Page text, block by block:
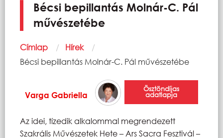
Bécsi bepillantás Molnár-C. Pál
művészetébe
Morzsa
Címlap
Hírek
Current:
Bécsi bepillantás Molnár-C. Pál művészetébe
Varga Gabriella
Ösztöndíjas
adatlapja
Az idei, tízedik alkalommal megrendezett
Szakrális Művészetek Hete – Ars Sacra Fesztivál –